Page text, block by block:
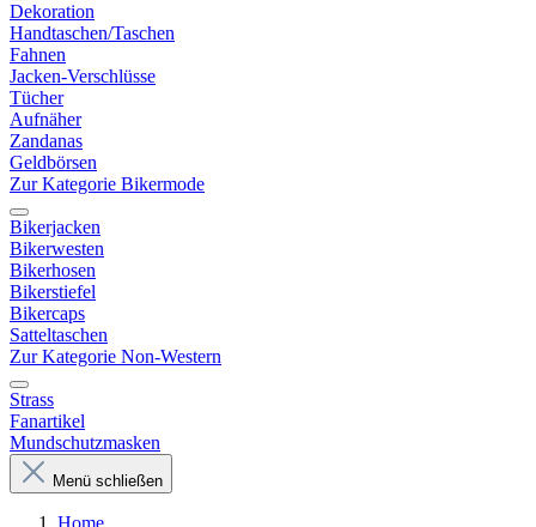
Dekoration
Handtaschen/Taschen
Fahnen
Jacken-Verschlüsse
Tücher
Aufnäher
Zandanas
Geldbörsen
Zur Kategorie Bikermode
Bikerjacken
Bikerwesten
Bikerhosen
Bikerstiefel
Bikercaps
Satteltaschen
Zur Kategorie Non-Western
Strass
Fanartikel
Mundschutzmasken
Menü schließen
Home